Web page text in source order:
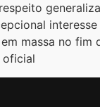
massa no fim
oficial